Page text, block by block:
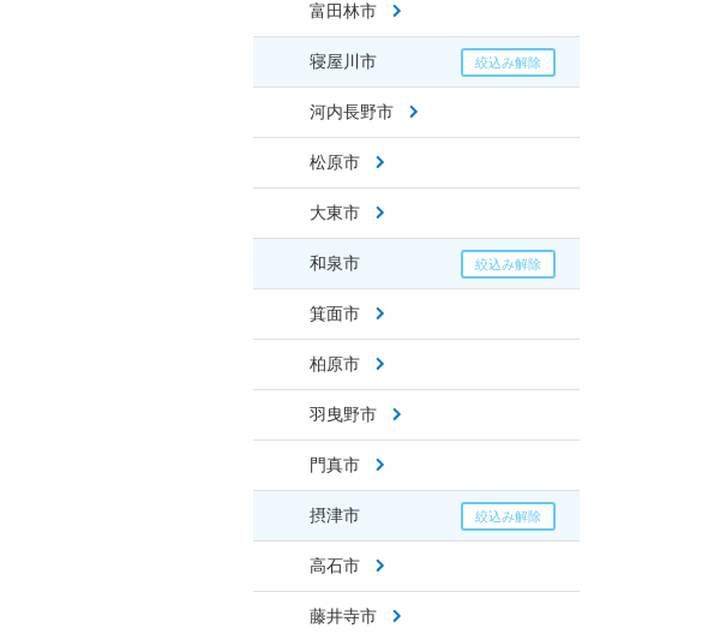
富田林市
寝屋川市
河内長野市
松原市
大東市
和泉市
箕面市
柏原市
羽曳野市
門真市
摂津市
高石市
藤井寺市